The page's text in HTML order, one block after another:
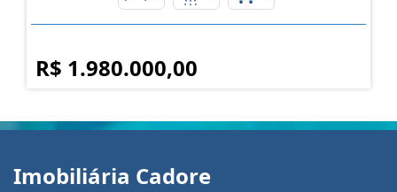
R$ 1.980.000,00
Imobiliária Cadore